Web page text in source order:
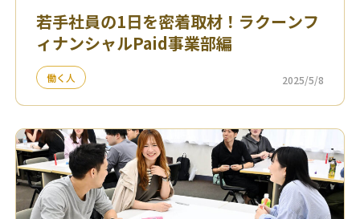
若手社員の1日を密着取材！ラクーンフ
ィナンシャルPaid事業部編
働く人 2025/5/8